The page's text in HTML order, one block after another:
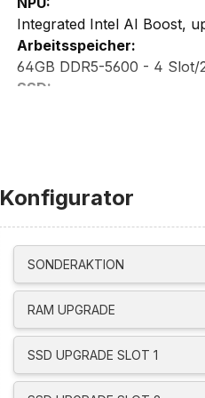
Integrated Intel AI Boost,
Arbeitsspeicher:
64GB DDR5-5600 - 4 Slot/
SSD:
1TB M.2 2280 PCIe 5.0x4
16" WUXGA (1920x1200)
Angle, 82% screen to
Grafikkarte:
NVIDIA RTX PRO 3000
105W, 992 AI TOPS (Peak)
Max resolution for multiple
• Thunderbolt 4/5
Konfigurator
SONDERAKTION
RAM UPGRADE
SSD UPGRADE SLOT 1